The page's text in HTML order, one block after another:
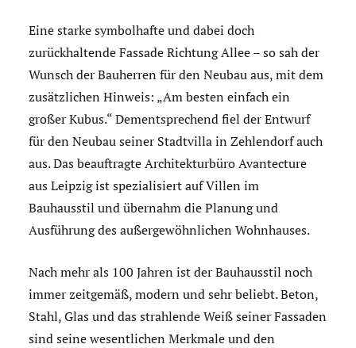
Eine starke symbolhafte und dabei doch
zurückhaltende Fassade Richtung Allee – so sah der
Wunsch der Bauherren für den Neubau aus, mit dem
zusätzlichen Hinweis: „Am besten einfach ein
großer Kubus.“ Dementsprechend fiel der Entwurf
für den Neubau seiner Stadtvilla in Zehlendorf auch
aus. Das beauftragte Architekturbüro Avantecture
aus Leipzig ist spezialisiert auf Villen im
Bauhausstil und übernahm die Planung und
Ausführung des außergewöhnlichen Wohnhauses.
Nach mehr als 100 Jahren ist der Bauhausstil noch
immer zeitgemäß, modern und sehr beliebt. Beton,
Stahl, Glas und das strahlende Weiß seiner Fassaden
sind seine wesentlichen Merkmale und den